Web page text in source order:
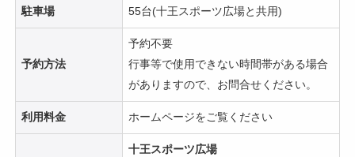
駐車場 55台(十王スポーツ広場と共用)
予約方法
予約不要
行事等で使用できない時間帯がある場合
がありますので、お問合せください。
利用料金 ホームページをご覧ください
十王スポーツ広場